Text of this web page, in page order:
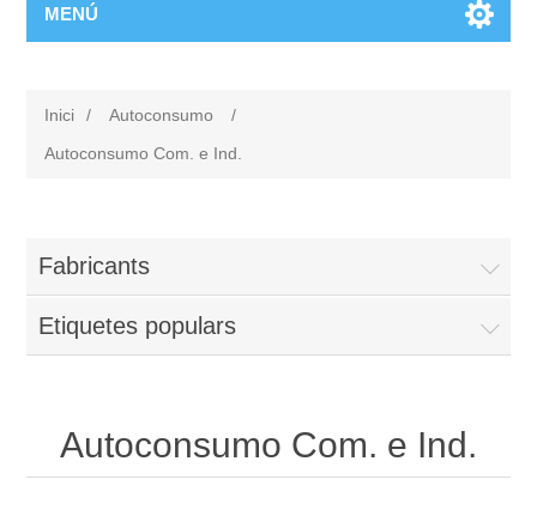
MENÚ
Inici / Autoconsumo
/
Autoconsumo Com. e Ind.
Fabricants
Etiquetes populars
Autoconsumo Com. e Ind.